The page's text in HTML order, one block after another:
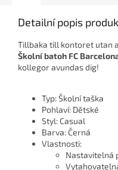
Detailní popis
Tillbaka till kontoret utan
Školní batoh FC
kollegor avundas dig!
Typ: Školní taška
Pohlaví: Dětské
Styl: Casual
Barva: Černá
Vlastnosti:
Nastavitelná